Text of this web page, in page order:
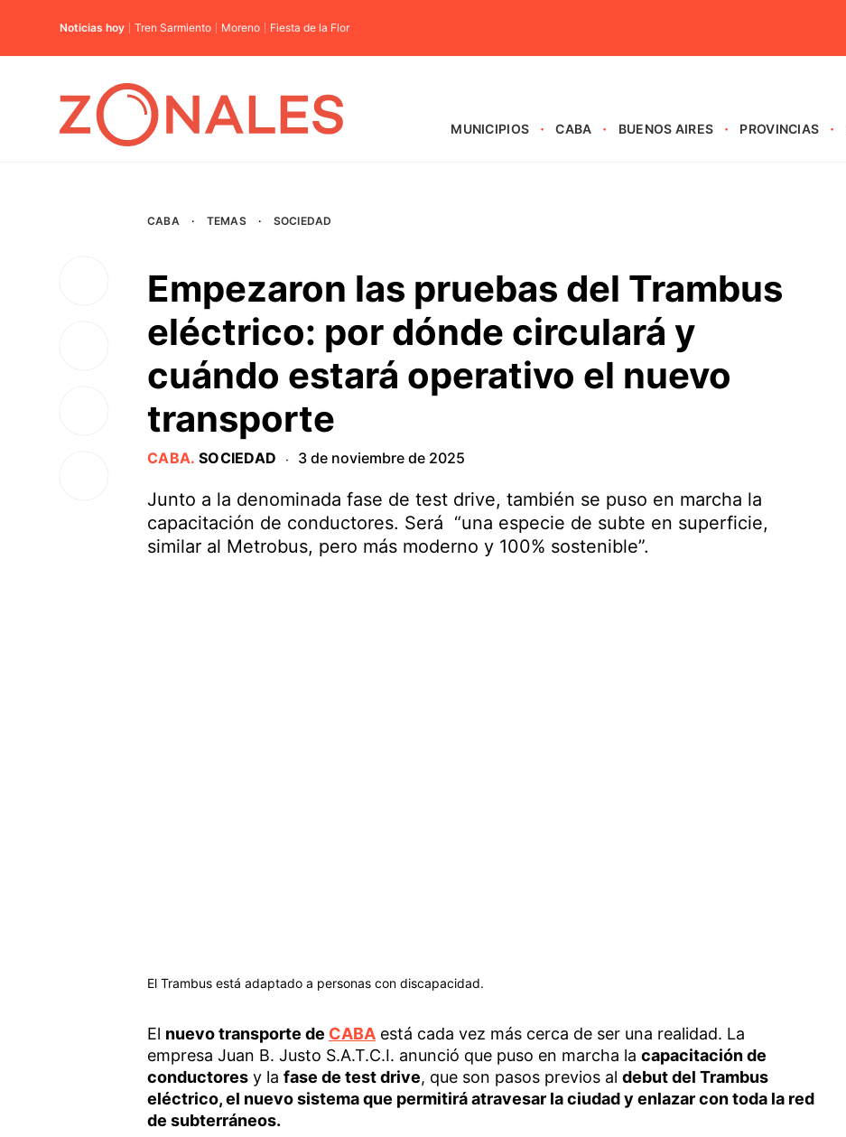
Noticias hoy Tren Sarmiento Moreno Fiesta de la Flor
MUNICIPIOS CABA BUENOS AIRES PROVINCIAS
CABA · TEMAS · SOCIEDAD
Empezaron las pruebas del Trambus
eléctrico: por dónde circulará y
cuándo estará operativo el nuevo
transporte
CABA. SOCIEDAD · 3 de noviembre de 2025
Junto a la denominada fase de test drive, también se puso en marcha la
capacitación de conductores. Será “una especie de subte en superficie,
similar al Metrobus, pero más moderno y 100% sostenible”.
El Trambus está adaptado a personas con discapacidad.
El nuevo transporte de CABAestá cada vez más cerca de ser una realidad. La
empresa Juan B. Justo S.A.T.C.I. anunció que puso en marcha la capacitación de
conductoresy la fase de test drive, que son pasos previos al debut del Trambus
eléctrico, el nuevo sistema que permitirá atravesar la ciudad y enlazar con toda la red
de subterráneos.